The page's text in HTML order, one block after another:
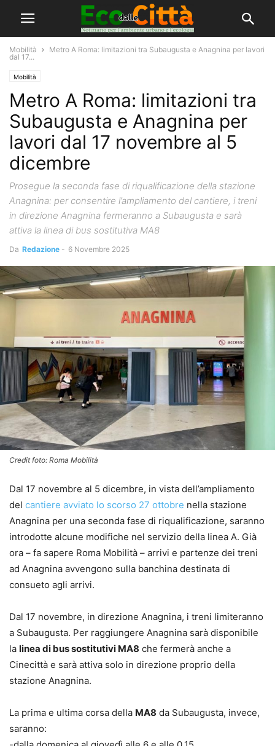
Mobilità
Metro A Roma: limitazioni tra Subaugusta e Anagnina per lavori
dal 17...
Mobilità
Metro A Roma: limitazioni tra
Subaugusta e Anagnina per
lavori dal 17 novembre al 5
dicembre
Prosegue la seconda fase di riqualificazione della stazione
Anagnina: per consentire l’ampliamento del cantiere, i treni
in direzione Anagnina fermeranno a Subaugusta e sarà
attiva la linea di bus sostitutiva MA8
Da Redazione - 6 Novembre 2025
Credit foto: Roma Mobilità
Dal 17 novembre al 5 dicembre, in vista dell’ampliamento
del cantiere avviato lo scorso 27 ottobre nella stazione
Anagnina per una seconda fase di riqualificazione, saranno
introdotte alcune modifiche nel servizio della linea A. Già
ora – fa sapere Roma Mobilità – arrivi e partenze dei treni
ad Anagnina avvengono sulla banchina destinata di
consueto agli arrivi.
Dal 17 novembre, in direzione Anagnina, i treni limiteranno
a Subaugusta. Per raggiungere Anagnina sarà disponibile
la linea di bus sostitutivi MA8 che fermerà anche a
Cinecittà e sarà attiva solo in direzione proprio della
stazione Anagnina.
La prima e ultima corsa della MA8 da Subaugusta, invece,
saranno: